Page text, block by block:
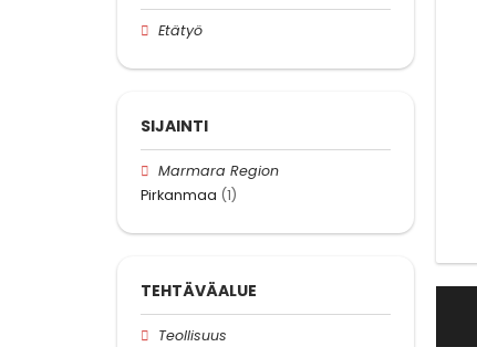
Etätyö
SIJAINTI
Marmara Region
Pirkanmaa (1)
TEHTÄVÄALUE
Teollisuus